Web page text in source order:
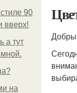
90
вверх!
а тут
на